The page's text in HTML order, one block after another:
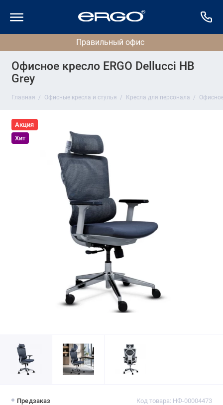
Офисное кресло ERGO Dellucci HB
Grey
Главная Офисные кресла и стулья Кресла для персонала
Акция
Хит
Предзаказ Код товара: НФ-00004473